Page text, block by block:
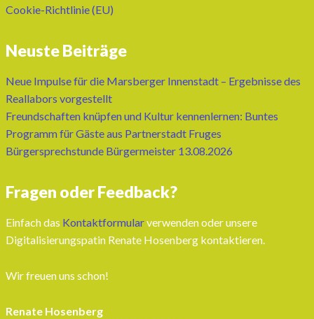
Cookie-Richtlinie (EU)
Neuste Beiträge
Neue Impulse für die Marsberger Innenstadt – Ergebnisse des
Reallabors vorgestellt
Freundschaften knüpfen und Kultur kennenlernen: Buntes
Programm für Gäste aus Partnerstadt Fruges
Bürgersprechstunde Bürgermeister 13.08.2026
Fragen oder Feedback?
Einfach das Kontaktformularverwenden oder unsere
Digitalisierungspatin Renate Hosenberg kontaktieren.
Wir freuen uns schon!
Renate Hosenberg